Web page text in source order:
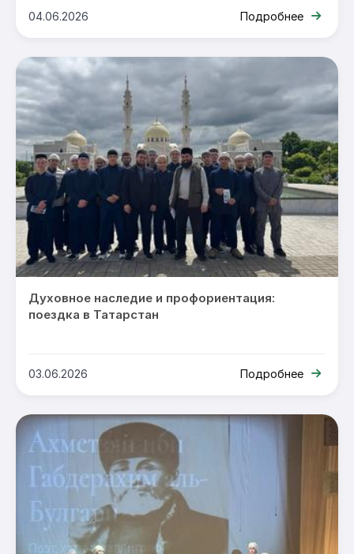
04.06.2026 Подробнее
Духовное наследие и профориентация:
поездка в Татарстан
03.06.2026 Подробнее